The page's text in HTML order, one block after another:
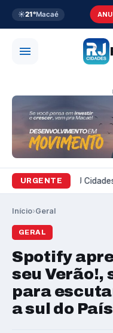
☀️21°Macaé
URGENTE
Variedades RJ
Início›Geral
GERAL
Spotify
seu Verão!,
para
a sul do País